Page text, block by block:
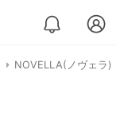
NOVELLA(ノヴェラ)